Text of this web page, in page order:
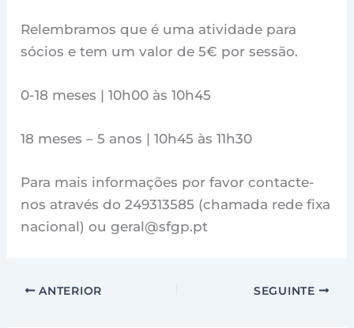
Relembramos que é uma atividade para
sócios e tem um valor de 5€ por sessão.
0-18 meses | 10h00 às 10h45
18 meses – 5 anos | 10h45 às 11h30
Para mais informações por favor contacte-
nos através do 249313585 (chamada rede fixa
nacional) ou geral@sfgp.pt
ANTERIOR SEGUINTE